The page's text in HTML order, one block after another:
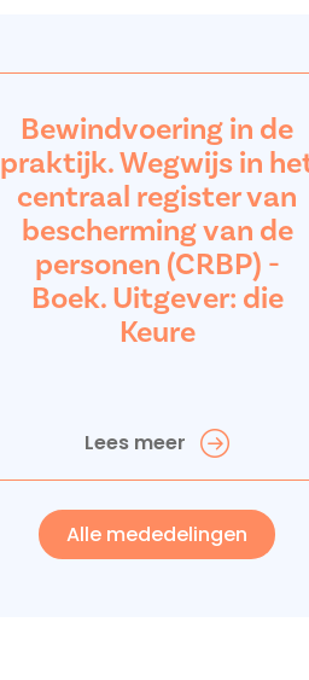
Bewindvoering in de
praktijk. Wegwijs in
centraal register van
bescherming van de
personen (CRBP) -
Boek. Uitgever: die
Keure
Lees meer
Alle mededelingen